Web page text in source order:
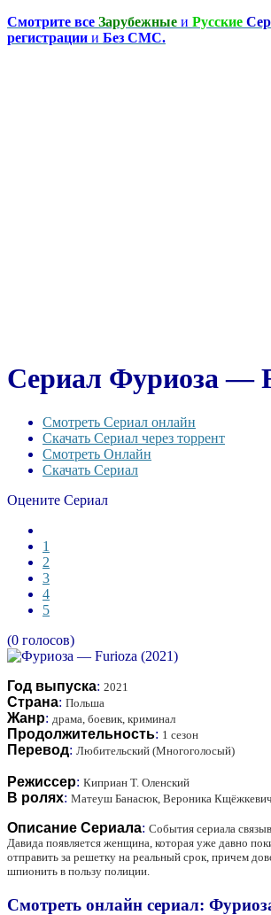
Смотрите все Зарубежные и Русские
регистрации и Без СМС.
Сериал Фуриоза —
Смотреть Сериал онлайн
Скачать Сериал через торрент
Смотреть Онлайн
Скачать Сериал
Оцените Сериал
1
2
3
4
5
(0 голосов)
Год выпуска: 2021
Страна: Польша
Жанр: драма, боевик, криминал
Продолжительность: 1 сезон
Перевод: Любительский (Многоголосый)
Режиссер: Киприан Т. Оленский
В ролях: Матеуш Банасюк, Вероника
Описание Сериала: События сериала
Давида появляется женщина, которая уже давно
отправить за решетку на реальный срок, причем
шпионить в пользу полиции.
Смотреть онлайн сериал: